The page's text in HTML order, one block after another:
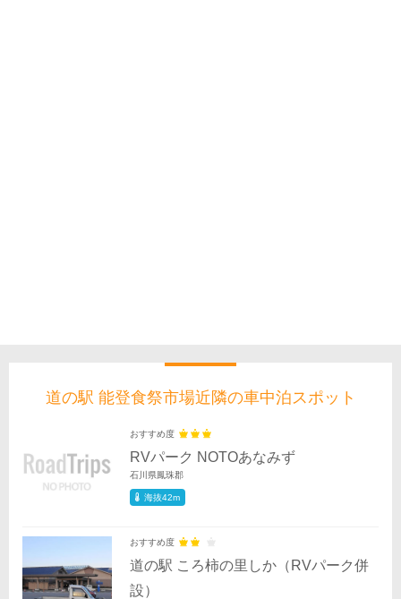
道の駅 能登食祭市場近隣の車中泊スポット
おすすめ度
RVパーク NOTOあなみず
石川県鳳珠郡
海抜42m
おすすめ度
道の駅 ころ柿の里しか（RVパーク併
設）